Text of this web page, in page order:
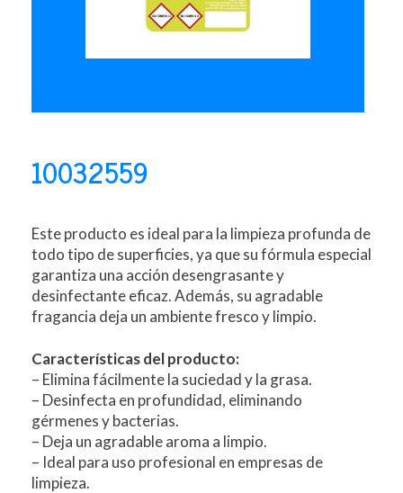
10032559
Este producto es ideal para la limpieza profunda de
todo tipo de superficies, ya que su fórmula especial
garantiza una acción desengrasante y
desinfectante eficaz. Además, su agradable
fragancia deja un ambiente fresco y limpio.
Características del producto:
– Elimina fácilmente la suciedad y la grasa.
– Desinfecta en profundidad, eliminando
gérmenes y bacterias.
– Deja un agradable aroma a limpio.
– Ideal para uso profesional en empresas de
limpieza.